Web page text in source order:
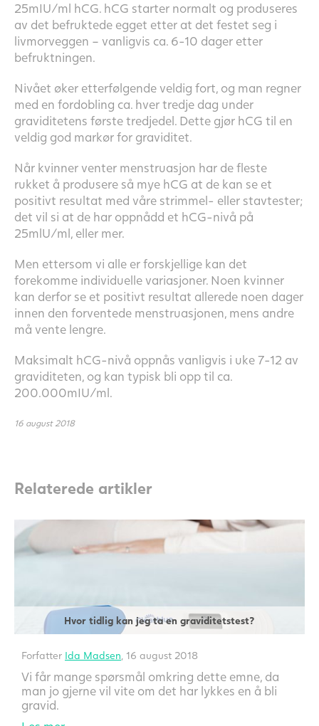
25mIU/ml hCG. hCG starter normalt og produseres
av det befruktede egget etter at det festet seg i
livmorveggen – vanligvis ca. 6-10 dager etter
befruktningen.
Nivået øker etterfølgende veldig fort, og man regner
med en fordobling ca. hver tredje dag under
graviditetens første tredjedel. Dette gjør hCG til en
veldig god markør for graviditet.
Når kvinner venter menstruasjon har de fleste
rukket å produsere så mye hCG at de kan se et
positivt resultat med våre strimmel- eller stavtester;
det vil si at de har oppnådd et hCG-nivå på
25mlU/ml, eller mer.
Men ettersom vi alle er forskjellige kan det
forekomme individuelle variasjoner. Noen kvinner
kan derfor se et positivt resultat allerede noen dager
innen den forventede menstruasjonen, mens andre
må vente lengre.
Maksimalt hCG-nivå oppnås vanligvis i uke 7-12 av
graviditeten, og kan typisk bli opp til ca.
200.000mIU/ml.
16 august 2018
Relaterede artikler
Hvor tidlig kan jeg ta en graviditetstest?
Forfatter Ida Madsen , 16 august 2018
Vi får mange spørsmål omkring dette emne, da
man jo gjerne vil vite om det har lykkes en å bli
gravid.